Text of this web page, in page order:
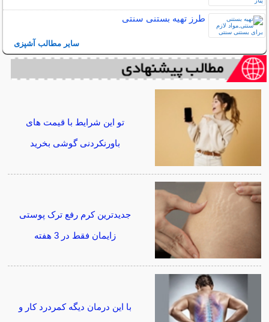
طرز تهیه بستنی سنتی
سایر مطالب آشپزی
تو این شرایط با قیمت های
باورنکردنی گوشی بخرید
جدیدترین کرم رفع ترک پوستی
زایمان فقط در 3 هفته
با این درمان دیگه کمردرد کار و